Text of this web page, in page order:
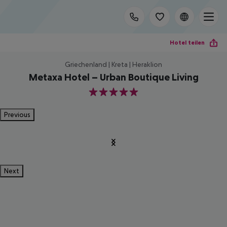
Hotel teilen
Griechenland | Kreta | Heraklion
Metaxa Hotel – Urban Boutique Living
5
Previous
Next